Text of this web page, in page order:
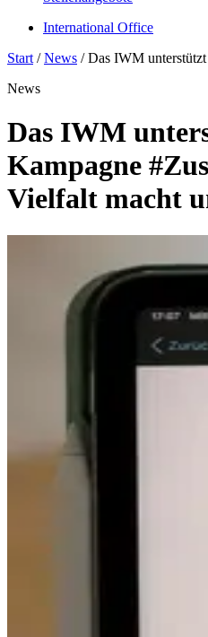
International Office
Start /News /Das IWM
News
Das IWM
Kampagne
Vielfalt macht